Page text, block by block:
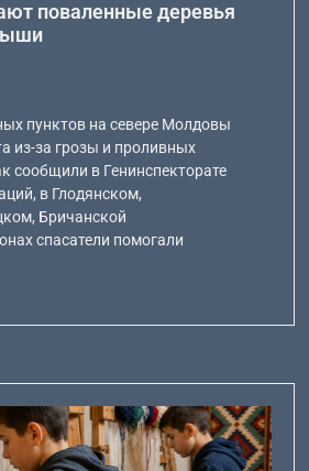
поваленные деревья
пунктов на севере Молдовы
из-за грозы и проливных
сообщили в Генинспекторате
в Глодянском,
Бричанской
спасатели помогали